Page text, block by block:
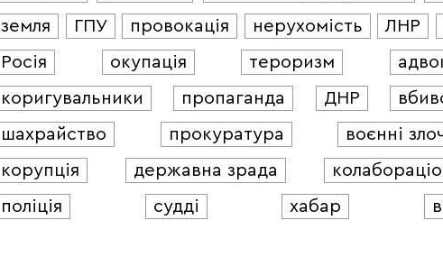
земля
ГПУ провокація нерухомість
ЛНР
Росія
окупація тероризм
коригувальники
пропаганда ДНР
шахрайство
прокуратура
воєнні
корупція
державна зрада
поліція
судді хабар